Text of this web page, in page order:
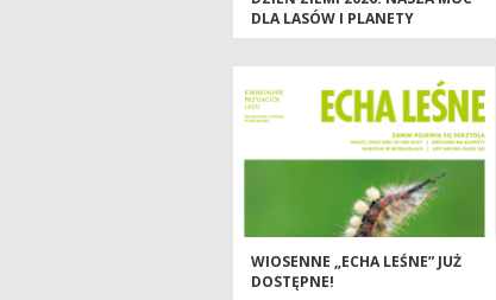
DLA LASÓW I PLANETY
WIOSENNE „ECHA LEŚNE” JUŻ
DOSTĘPNE!